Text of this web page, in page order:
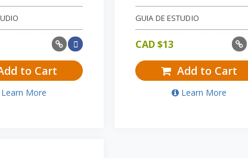
to Cart
Learn More
GUIA DE ESTUDIO
CAD $13
Add to Cart
Learn More